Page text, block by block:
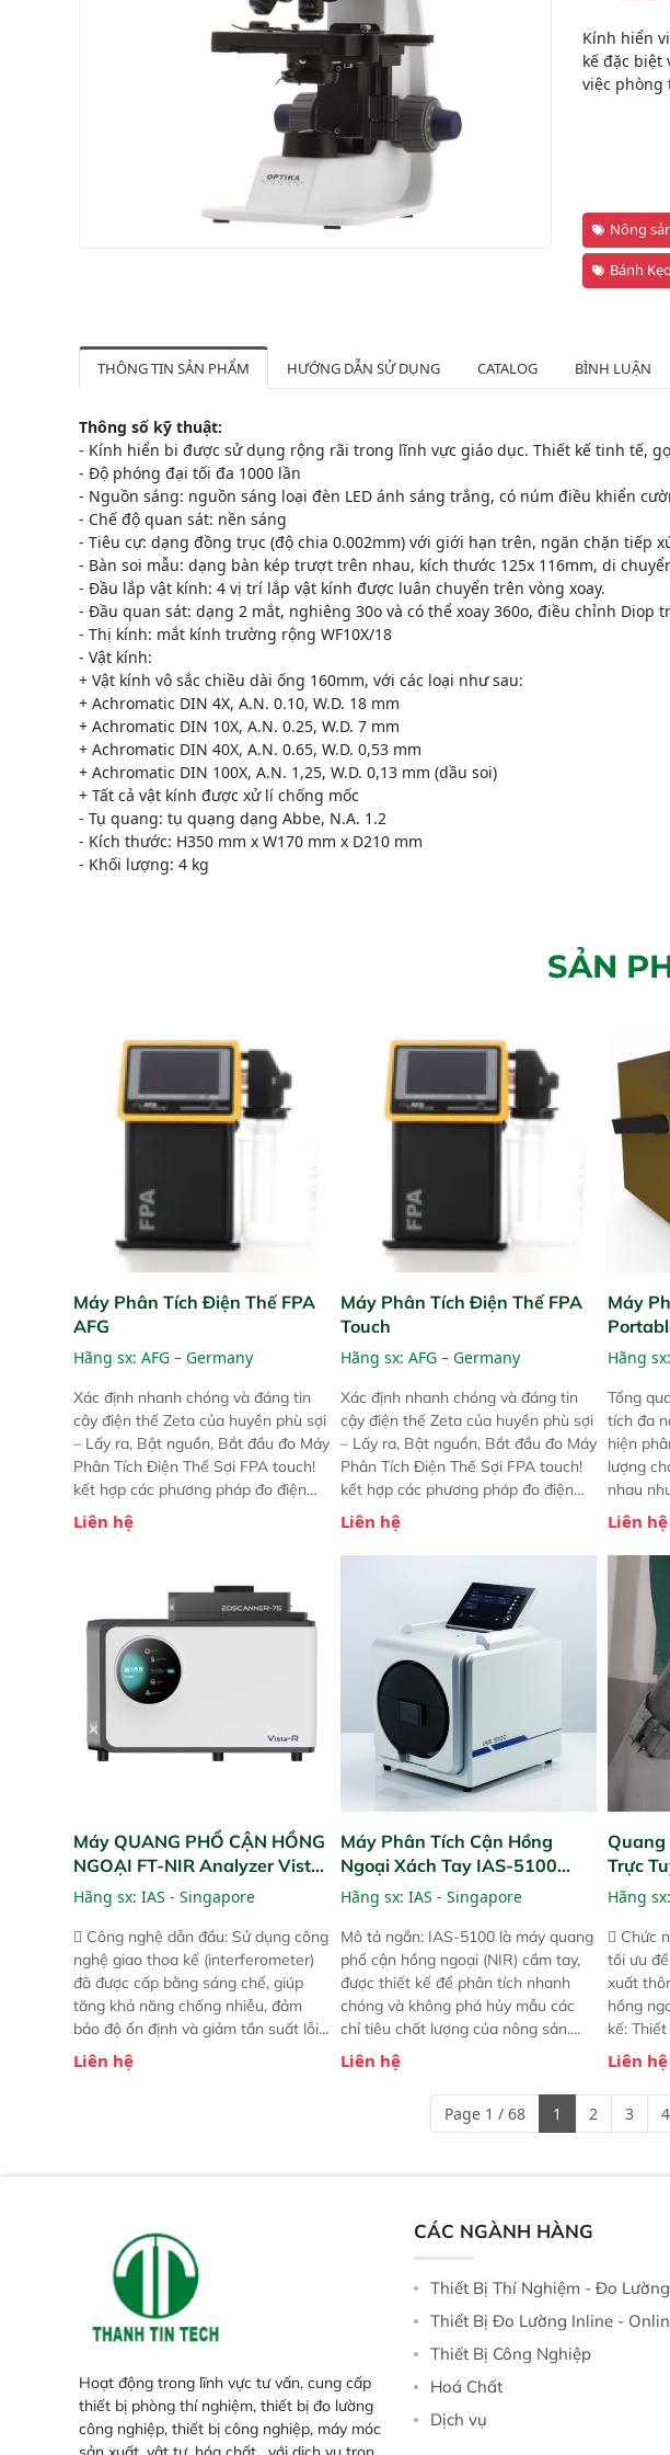
Kính hiển
kế đặc biệt
việc phòng
Nông
Bánh
THÔNG TIN SẢN PHẨM HƯỚNG DẪN SỬ DỤNG CATALOG BÌNH LUẬN
Thông số kỹ thuật:
- Kính hiển bi được sử dụng rộng rãi trong lĩnh vực giáo dục. Thiết kế tinh tế,
- Độ phóng đại tối đa 1000 lần
- Nguồn sáng: nguồn sáng loại đèn LED ánh sáng trắng, có núm điều khiển
- Chế độ quan sát: nền sáng
- Tiêu cự: dạng đồng trục (độ chia 0.002mm) với giới hạn trên, ngăn chặn tiếp
- Bàn soi mẫu: dạng bàn kép trượt trên nhau, kích thước 125x 116mm, di
- Đầu lắp vật kính: 4 vị trí lắp vật kính được luân chuyển trên vòng xoay.
- Đầu quan sát: dạng 2 mắt, nghiêng 30o và có thể xoay 360o, điều chỉnh Diop
- Thị kính: mắt kính trường rộng WF10X/18
- Vật kính:
+ Vật kính vô sắc chiều dài ống 160mm, với các loại như sau:
+ Achromatic DIN 4X, A.N. 0.10, W.D. 18 mm
+ Achromatic DIN 10X, A.N. 0.25, W.D. 7 mm
+ Achromatic DIN 40X, A.N. 0.65, W.D. 0,53 mm
+ Achromatic DIN 100X, A.N. 1,25, W.D. 0,13 mm (dầu soi)
+ Tất cả vật kính được xử lí chống mốc
- Tụ quang: tụ quạng dạng Abbe, N.A. 1.2
- Kích thước: H350 mm x W170 mm x D210 mm
- Khối lượng: 4 kg
SẢN
Máy Phân Tích Điện Thế FPA
AFG
Hãng sx: AFG – Germany
Xác định nhanh chóng và đáng tin
cậy điện thế Zeta của huyền phù sợi
– Lấy ra, Bật nguồn, Bắt đầu đo Máy
Phân Tích Điện Thế Sợi FPA touch!
kết hợp các phương pháp đo điện
thế Zeta đã được chứng minh với sự
đơn giản tuyệt vời trong thao tác và
trước đó. Nhưng so với các phiên
bản trước, FPA touch! nhỏ hơn và
nhẹ hơn đáng kể, đồng thời được
nâng cấp với các tính năng mới.
Liên hệ
Máy Phân Tích Điện Thế FPA
Touch
Hãng sx: AFG – Germany
Xác định nhanh chóng và đáng tin
cậy điện thế Zeta của huyền phù sợi
– Lấy ra, Bật nguồn, Bắt đầu đo Máy
Phân Tích Điện Thế Sợi FPA touch!
kết hợp các phương pháp đo điện
thế Zeta đã được chứng minh với sự
đơn giản tuyệt vời trong thao tác và
vận hành của các phiên bản FPA
trước đó. Nhưng so với các phiên
bản trước, FPA touch! nhỏ hơn và
nhẹ hơn đáng kể, đồng thời được
nâng cấp với các tính năng mới.
Liên hệ
Máy
6100
Hãng sx:
Tổng
tích đa
hiện
lượng
nhau
chất
kỳ ai
đa
đơn
dùng :
thức ăn
phẩm,
Liên hệ
Máy QUANG PHỔ CẬN HỒNG
NGOẠI FT-NIR Analyzer Vista-
R
Hãng sx: IAS - Singapore
 Công nghệ dẫn đầu: Sử dụng công
nghệ giao thoa kế (interferometer)
đã được cấp bằng sáng chế, giúp
tăng khả năng chống nhiễu, đảm
bảo độ ổn định và giảm tần suất lỗi.
 Phạm vi ứng dụng rộng: Đáp ứng
nhu cầu kiểm tra đa dạng mẫu mã
Liên hệ
Máy Phân Tích Cận Hồng
Ngoại Xách Tay IAS-5100
(Portable NIR Analyzer)
Hãng sx: IAS - Singapore
Mô tả ngắn: IAS-5100 là máy quang
phổ cận hồng ngoại (NIR) cầm tay,
được thiết kế để phân tích nhanh
chóng và không phá hủy mẫu các
chỉ tiêu chất lượng của nông sản.
Phạm vi sử dụng: Thiết bị linh hoạt
cho nhiều kịch bản khác nhau như
tại điểm thu mua, trong xưởng sản
xuất hoặc trực tiếp ngoài đồng
Liên hệ
Quang
Trực
Line
Hãng sx:
 Chức
tối ưu
xuất
hồng
kế:
mô-đun
cường
nghiêm
khả
Liên hệ
Page 1 / 68 1 2 3 4
Hoạt động trong lĩnh vực tư vấn, cung cấp
thiết bị phòng thí nghiệm, thiết bị đo lường
công nghiệp, thiết bị công nghiệp, máy móc
CÁC NGÀNH HÀNG
Thiết Bị Thí Nghiệm - Đo Lường
Thiết Bị Đo Lường Inline -
Thiết Bị Công Nghiệp
Hoá Chất
Dịch vụ